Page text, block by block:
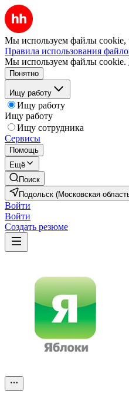
Мы используем файлы cookie,
Правила использования
Мы используем файлы cookie.
Понятно
Ищу работу
Ищу работу
Ищу работу
Ищу сотрудника
Сервисы
Помощь
Ещё
Поиск
Подольск (Московская
Войти
Войти
Создать резюме